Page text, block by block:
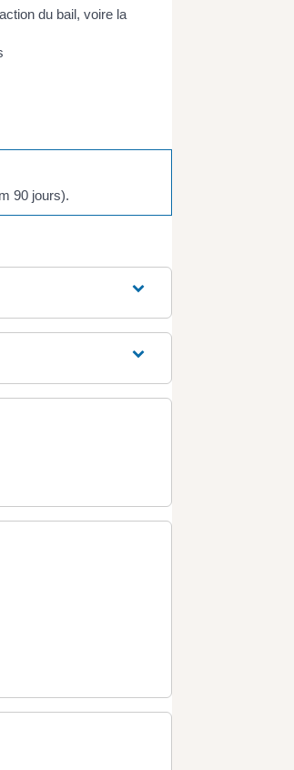
du bail, voire la
90 jours).